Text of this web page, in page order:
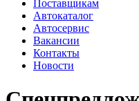
Поставщикам
Автокаталог
Автосервис
Вакансии
Контакты
Новости